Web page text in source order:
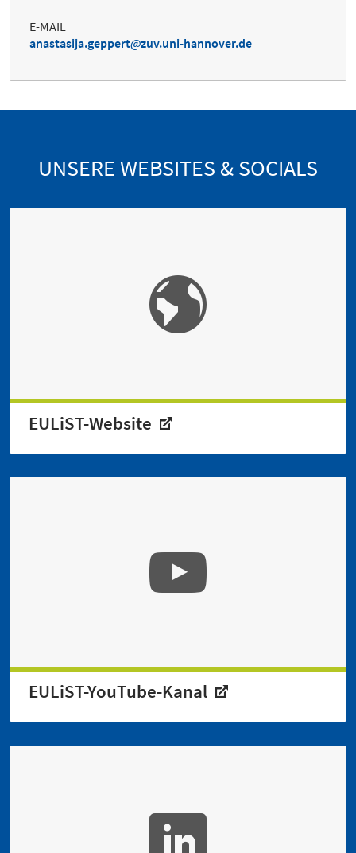
E-MAIL
anastasija.geppert
zuv.uni-hannover.de
UNSERE WEBSITES & SOCIALS
EULiST-Website
EULiST-YouTube-Kanal